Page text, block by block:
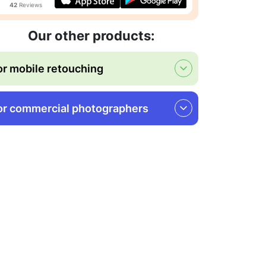
42Reviews
Our other products:
mobile retouching
commercial photographers